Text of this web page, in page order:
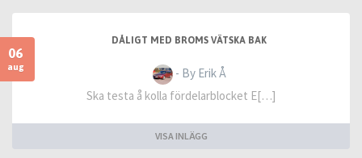
06
aug
DÅLIGT MED BROMS VÄTSKA BAK
- By Erik Å
Ska testa å kolla fördelarblocket E[…]
VISA INLÄGG